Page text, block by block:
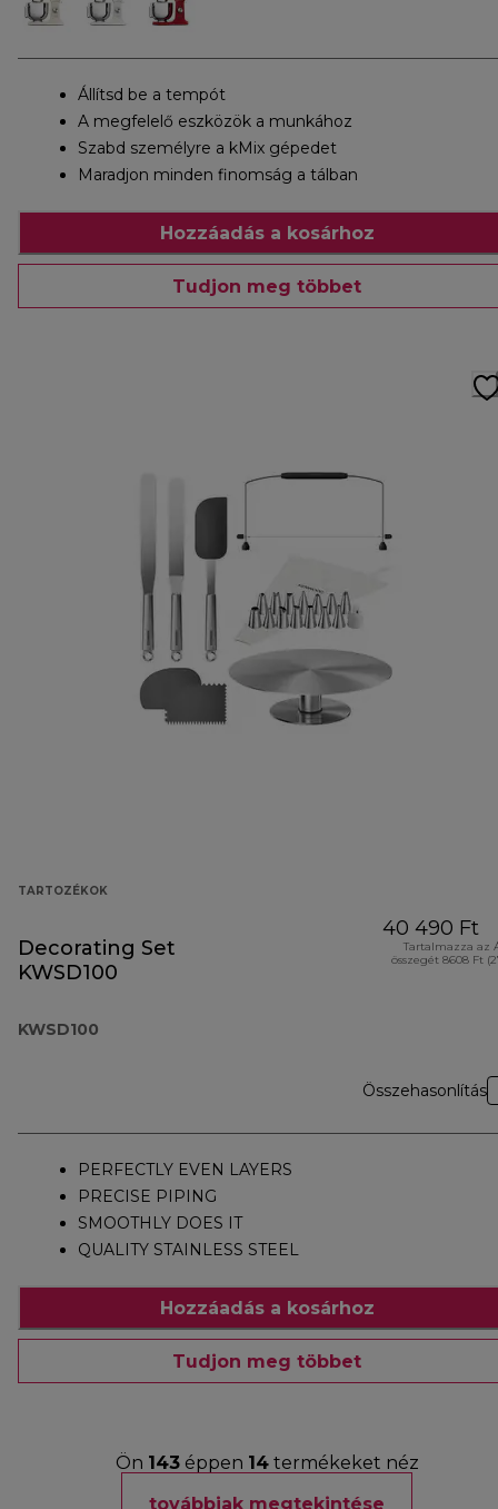
Állítsd be a tempót
A megfelelő eszközök a munkához
Szabd személyre a kMix gépedet
Maradjon minden finomság a tálban
Hozzáadás a kosárhoz
Tudjon meg többet
TARTOZÉKOK
Decorating Set
KWSD100
KWSD100
40 490 Ft
Tartalmazza az
összegét 8608 Ft
Összehasonlítás
PERFECTLY EVEN LAYERS
PRECISE PIPING
SMOOTHLY DOES IT
QUALITY STAINLESS STEEL
Hozzáadás a kosárhoz
Tudjon meg többet
Ön 143éppen 14termékeket néz
továbbiak megtekintése